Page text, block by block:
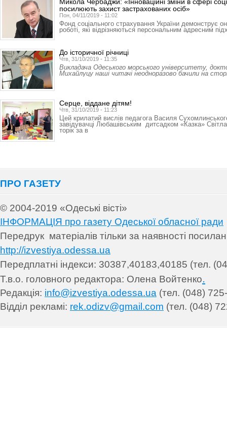
посилюють захист застрахованих осіб»
Пон, 04/11/2019 - 11:02
Фонд соціального страхування України демонструє
роботі, які відрізняються персональним адресним
До історичної річниці
Чтв, 31/10/2019 - 11:35
Викладача Одеського морського університету,
Михайлуцу наші читачі неодноразово бачили на
Серце, віддане дітям!
Чтв, 31/10/2019 - 11:23
Цей крилатий вислів педагога Василя
завідувачці Любашівським дитсадком «Казка»
торік за в
ПРО ГАЗЕТУ
© 2004-2019 «Одеські вісті»
ІНФОРМАЦІЯ про газету Одеської обласної ради
Передрук матеріалів тільки за наявності
http://izvestiya.odessa.ua
Передплатні індекси: 30387,40183,40185 (тел.
Т.в.о. головного редактора: Олена Войтенко.
Редакція: info@izvestiya.odessa.ua (тел. (048)
Відділ рекламі: rek.odizv@gmail.com (тел. (048)